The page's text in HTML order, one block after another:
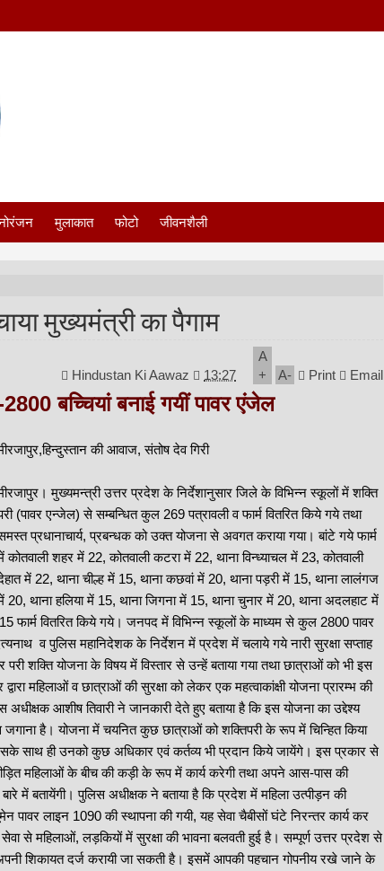
मुलाकात फोटो जीवनशैली
मुख्यमंत्री का पैगाम
Hindustan Ki Aawaz 13:27
A
+
A- Print Email
2800 बच्चियां बनाई गयीं पावर एंजेल
की आवाज, संतोष देव गिरी
मुख्यमन्त्री उत्तर प्रदेश के निर्देशानुसार जिले के विभिन्न स्कूलों में शक्ति
(पावर एन्जेल) से सम्बन्धित कुल 269 पत्रावली व फार्म वितरित किये गये तथा
प्रधानाचार्य, प्रबन्धक को उक्त योजना से अवगत कराया गया। बांटे गये फार्म
कोतवाली शहर में 22, कोतवाली कटरा में 22, थाना विन्ध्याचल में 23, कोतवाली
में 22, थाना चील्ह में 15, थाना कछवां में 20, थाना पड़री में 15, थाना लालंगज
20, थाना हलिया में 15, थाना जिगना में 15, थाना चुनार में 20, थाना अदलहाट में
फार्म वितरित किये गये। जनपद में विभिन्न स्कूलों के माध्यम से कुल 2800 पावर
व पुलिस महानिदेशक के निर्देशन में प्रदेश में चलाये गये नारी सुरक्षा सप्ताह
शक्ति योजना के विषय में विस्तार से उन्हें बताया गया तथा छात्राओं को भी इस
महिलाओं व छात्राओं की सुरक्षा को लेकर एक महत्वाकांक्षी योजना प्रारम्भ की
आशीष तिवारी ने जानकारी देते हुए बताया है कि इस योजना का उद्देश्य
है। योजना में चयनित कुछ छात्राओं को शक्तिपरी के रूप में चिन्हित किया
साथ ही उनको कुछ अधिकार एवं कर्तव्य भी प्रदान किये जायेंगे। इस प्रकार से
महिलाओं के बीच की कड़ी के रूप में कार्य करेगी तथा अपने आस-पास की
में बतायेंगी। पुलिस अधीक्षक ने बताया है कि प्रदेश में महिला उत्पीड़न की
पावर लाइन 1090 की स्थापना की गयी, यह सेवा चैबीसों घंटे निरन्तर कार्य कर
से महिलाओं, लड़कियों में सुरक्षा की भावना बलवती हुई है। सम्पूर्ण उत्तर प्रदेश से
अपनी शिकायत दर्ज करायी जा सकती है। इसमें आपकी पहचान गोपनीय रखे जाने के